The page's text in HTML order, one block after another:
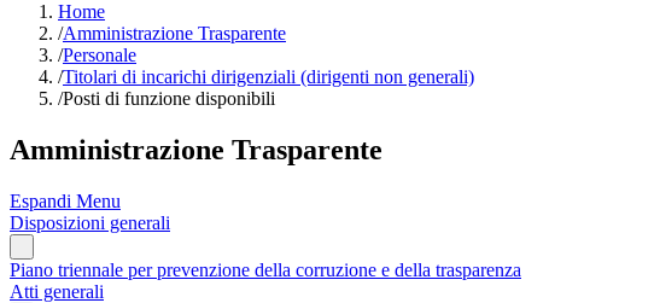
Home
/Amministrazione Trasparente
/Personale
/Titolari di incarichi dirigenziali (dirigenti non generali)
/Posti di funzione disponibili
Amministrazione Trasparente
Espandi Menu
Disposizioni generali
Piano triennale per prevenzione della corruzione e della trasparenza
Atti generali